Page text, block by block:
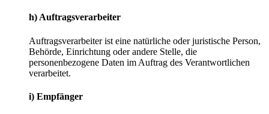
h) Auftragsverarbeiter
Auftragsverarbeiter ist eine natürliche oder juristische Person,
Behörde, Einrichtung oder andere Stelle, die
personenbezogene Daten im Auftrag des Verantwortlichen
verarbeitet.
i) Empfänger